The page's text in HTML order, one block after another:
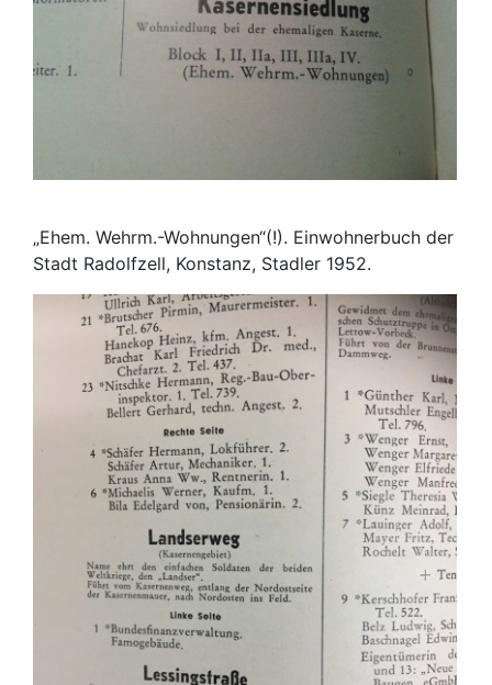
„Ehem. Wehrm.-Wohnungen“(!). Einwohnerbuch der
Stadt Radolfzell, Konstanz, Stadler 1952.